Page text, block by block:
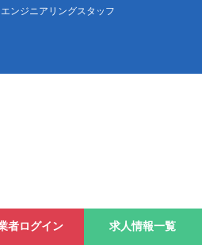
者ログイン 求人情報一覧
ンジニアリングスタッフ